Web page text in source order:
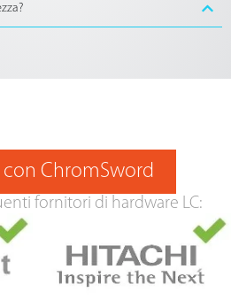
ChromSword
fornitori di hardware LC: